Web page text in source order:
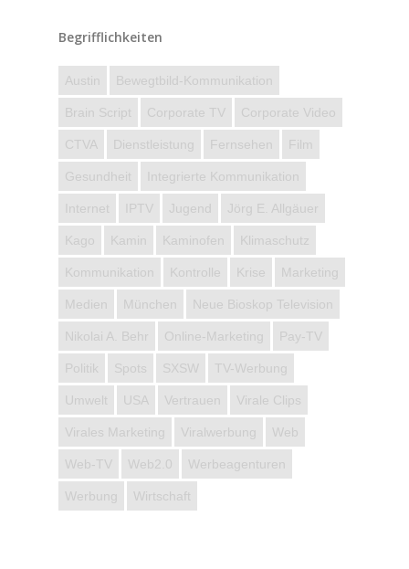
Begrifflichkeiten
Austin Bewegtbild-Kommunikation
Brain Script Corporate TV Corporate Video
CTVA Dienstleistung Fernsehen Film
Gesundheit Integrierte Kommunikation
Internet IPTV Jugend Jörg E. Allgäuer
Kago Kamin Kaminofen Klimaschutz
Kommunikation Kontrolle Krise Marketing
Medien München Neue Bioskop Television
Nikolai A. Behr Online-Marketing Pay-TV
Politik Spots SXSW TV-Werbung
Umwelt USA Vertrauen Virale Clips
Virales Marketing Viralwerbung Web
Web-TV Web2.0 Werbeagenturen
Werbung Wirtschaft